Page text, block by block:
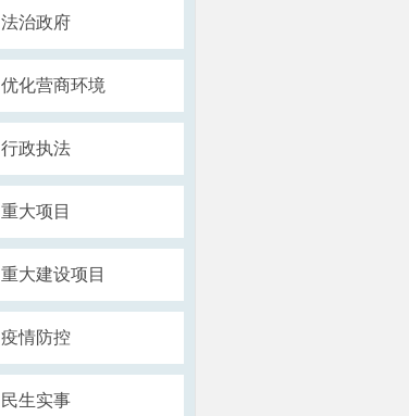
法治政府
优化营商环境
行政执法
重大项目
重大建设项目
疫情防控
民生实事